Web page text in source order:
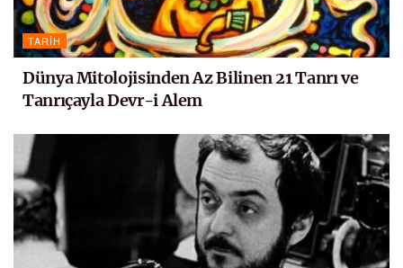
TARIH
Dünya Mitolojisinden Az Bilinen 21 Tanrı ve
Tanrıçayla Devr-i Alem